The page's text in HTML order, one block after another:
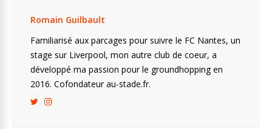
Romain Guilbault
Familiarisé aux parcages pour suivre le FC Nantes, un
stage sur Liverpool, mon autre club de coeur, a
développé ma passion pour le groundhopping en
2016. Cofondateur au-stade.fr.